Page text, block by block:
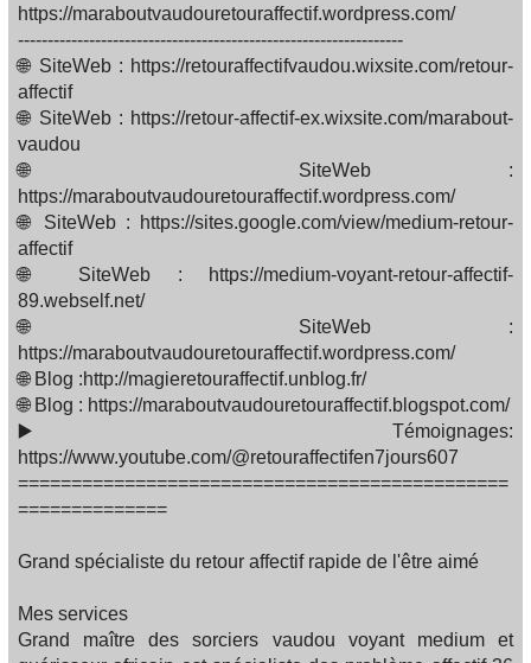
https://maraboutvaudouretouraffectif.wordpress.com/
-----------------------------------------------------------------
🌐 SiteWeb : https://retouraffectifvaudou.wixsite.com/retour-
affectif
🌐 SiteWeb : https://retour-affectif-ex.wixsite.com/marabout-
vaudou
🌐 SiteWeb :
https://maraboutvaudouretouraffectif.wordpress.com/
🌐 SiteWeb : https://sites.google.com/view/medium-retour-
affectif
🌐 SiteWeb : https://medium-voyant-retour-affectif-
89.webself.net/
🌐 SiteWeb :
https://maraboutvaudouretouraffectif.wordpress.com/
🌐 Blog :http://magieretouraffectif.unblog.fr/
🌐 Blog : https://maraboutvaudouretouraffectif.blogspot.com/
▶️ Témoignages:
https://www.youtube.com/@retouraffectifen7jours607
==============================================
==============
Grand spécialiste du retour affectif rapide de l'être aimé
Mes services
Grand maître des sorciers vaudou voyant medium et